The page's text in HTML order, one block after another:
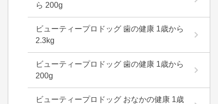
ら 200g
ビューティープロドッグ 歯の健康 1歳から
2.3kg
ビューティープロドッグ 歯の健康 1歳から
200g
ビューティープロドッグ おなかの健康 1歳